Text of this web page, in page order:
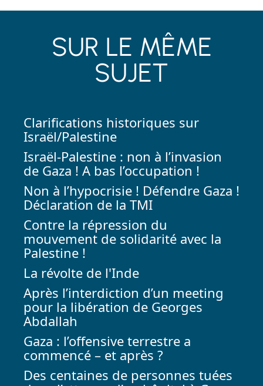
SUR LE MÊME
SUJET
Clarifications historiques sur
Israël/Palestine
Israël-Palestine : non à l’invasion
de Gaza ! A bas l’occupation !
Non à l’hypocrisie ! Défendre Gaza !
Déclaration de la TMI
Contre la répression du
mouvement de solidarité avec la
Palestine !
La révolte de l'Inde
Après l’interdiction d’un meeting
pour la libération de Georges
Abdallah
Gaza : l’offensive terrestre a
commencé – et après ?
Des centaines de personnes tuées